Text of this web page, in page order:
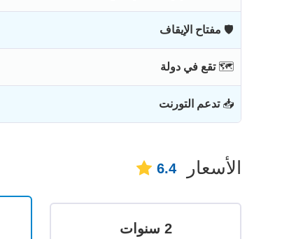
🛡 مفتاح الإيقاف
🗺 تقع في دولة
📥 تدعم التورنت
الأسعار 6.4
2 سنوات